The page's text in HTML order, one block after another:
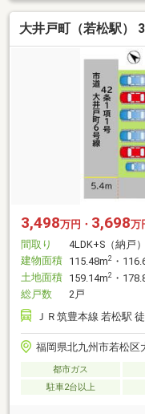
大井戸町（若松駅）
3,498万円・ 3,698万
間取り
4LDK+S（納戸）
建物面積 115.48m2 ・
土地面積 159.14m2 ・
総戸数
2戸
ＪＲ筑豊本線 若松駅
福岡県北九州市若松区
都市ガス
駐車2台以上